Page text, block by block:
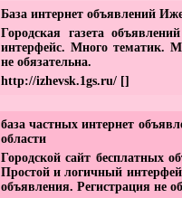
База интернет объявлений
Городская газета
интерфейс. Много тематик.
не обязательна.
http://izhevsk.1gs.ru/ []
база частных интернет
области
Городской сайт бесплатных
Простой и логичный
объявления. Регистрация не